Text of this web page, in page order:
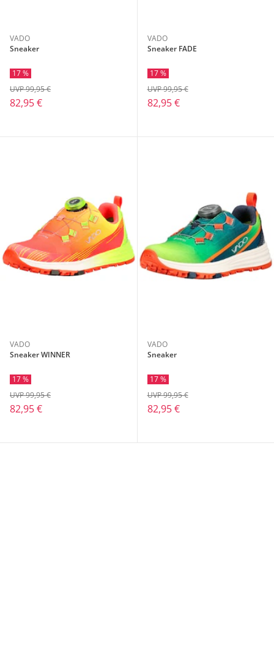
VADO
Sneaker
17 %
82,95 €
UVP 99,95 €
VADO
Sneaker FADE
17 %
82,95 €
UVP 99,95 €
VADO
Sneaker WINNER
17 %
82,95 €
UVP 99,95 €
VADO
Sneaker
17 %
82,95 €
UVP 99,95 €